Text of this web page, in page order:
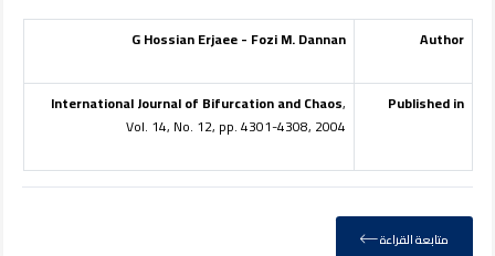
Author
G Hossian Erjaee - Fozi M. Dannan
Published in
International Journal of Bifurcation and Chaos,
Vol. 14, No. 12, pp. 4301-4308, 2004
متابعة القراءة